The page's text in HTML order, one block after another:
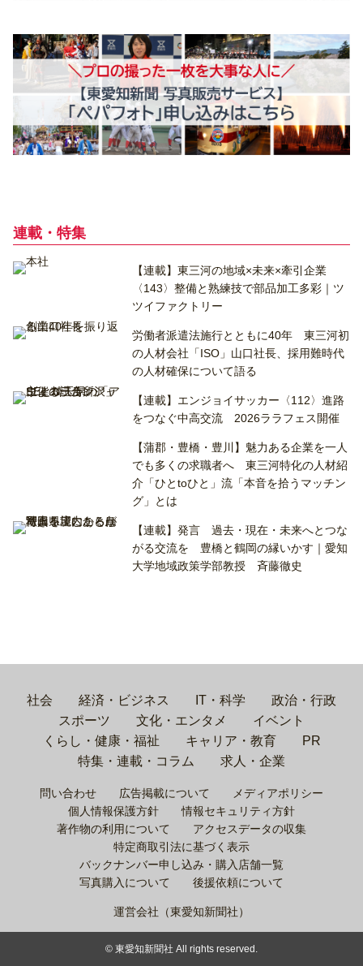
連載・特集
【連載】東三河の地域×未来×牽引企業
〈143〉整備と熟練技で部品加工多彩｜ツ
ツイファクトリー
労働者派遣法施行とともに40年 東三河初
の人材会社「ISO」山口社長、採用難時代
の人材確保について語る
【連載】エンジョイサッカー〈112〉進路
をつなぐ中高交流 2026ララフェス開催
【蒲郡・豊橋・豊川】魅力ある企業を一人
でも多くの求職者へ 東三河特化の人材紹
介「ひとtoひと」流「本音を拾うマッチン
グ」とは
【連載】発言 過去・現在・未来へとつな
がる交流を 豊橋と鶴岡の縁いかす｜愛知
大学地域政策学部教授 斉藤徹史
社会 経済・ビジネス IT・科学
政治・行政
スポーツ
文化・エンタメ
イベント
くらし・健康・福祉
キャリア・教育
PR
特集・連載・コラム
求人・企業
問い合わせ 広告掲載について
メディアポリシー
個人情報保護方針
情報セキュリティ方針
著作物の利用について
アクセスデータの収集
特定商取引法に基づく表示
バックナンバー申し込み・購入店舗一覧
写真購入について
後援依頼について
運営会社（東愛知新聞社）
© 東愛知新聞社 All rights reserved.